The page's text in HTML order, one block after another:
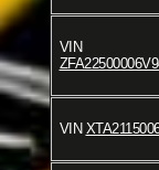
VIN
VIN